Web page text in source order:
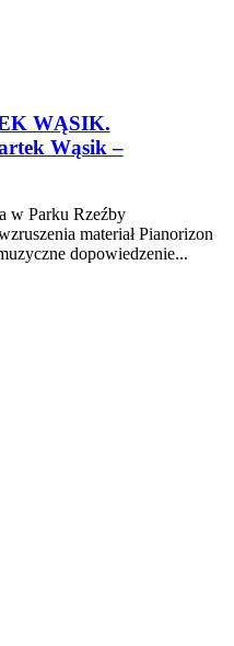
WĄSIK.
Wąsik –
w Parku Rzeźby
materiał Pianorizon
dopowiedzenie...